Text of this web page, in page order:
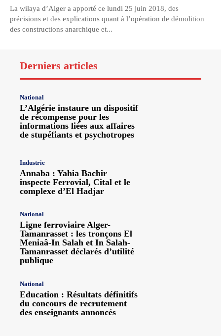
La wilaya d’Alger a apporté ce lundi 25 juin 2018, des
précisions et des explications quant à l’opération de démolition
des constructions anarchique et...
Derniers articles
National
L’Algérie instaure un dispositif
de récompense pour les
informations liées aux affaires
de stupéfiants et psychotropes
Industrie
Annaba : Yahia Bachir
inspecte Ferrovial, Cital et le
complexe d’El Hadjar
National
Ligne ferroviaire Alger-
Tamanrasset : les tronçons El
Meniaâ-In Salah et In Salah-
Tamanrasset déclarés d’utilité
publique
National
Education : Résultats définitifs
du concours de recrutement
des enseignants annoncés